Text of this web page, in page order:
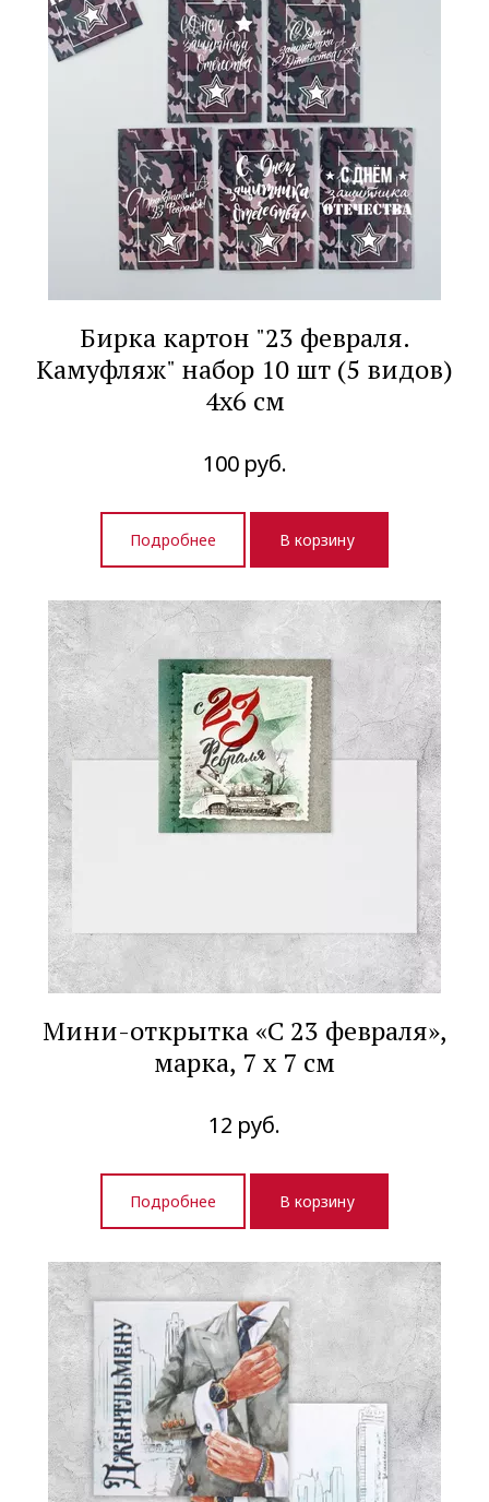
Бирка картон "23 февраля.
Камуфляж" набор 10 шт (5 видов)
4х6 см
100 руб.
Подробнее В корзину
Мини-открытка «С 23 февраля»,
марка, 7 х 7 см
12 руб.
Подробнее В корзину